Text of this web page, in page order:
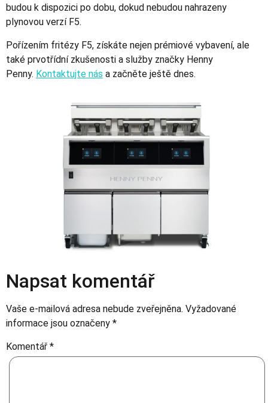
budou k dispozici po dobu, dokud nebudou nahrazeny
plynovou verzí F5.
Pořízením fritézy F5, získáte nejen prémiové vybavení, ale
také prvotřídní zkušenosti a služby značky Henny
Penny. Kontaktujte nás a začněte ještě dnes.
Napsat komentář
Vaše e-mailová adresa nebude zveřejněna. Vyžadované
informace jsou označeny *
Komentář *